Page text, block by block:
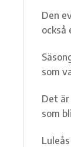
Den
också
som
Det
som